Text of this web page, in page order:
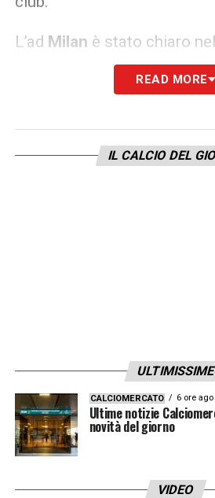
L’ad Milan è stato chiaro
l’idea della società è quella
ancora. Tra i possibili
READ MORE
IL CALCIO DEL
ULTIMISSIME
CALCIOMERCATO 6 ore ago
Ultime notizie
novità del giorno
VIDEO